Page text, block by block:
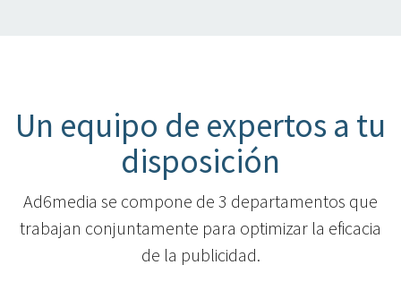
Un equipo de expertos a tu
disposición
Ad6media se compone de 3 departamentos que
trabajan conjuntamente para optimizar la eficacia
de la publicidad.